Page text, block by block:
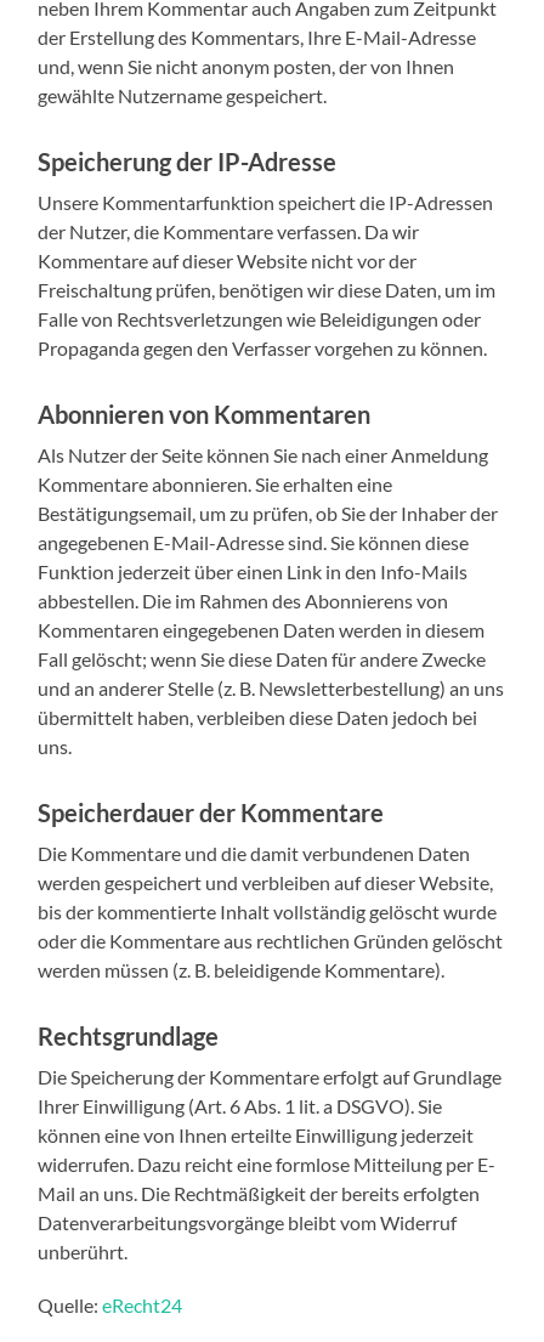
neben Ihrem Kommentar auch Angaben zum Zeitpunkt
der Erstellung des Kommentars, Ihre E-Mail-Adresse
und, wenn Sie nicht anonym posten, der von Ihnen
gewählte Nutzername gespeichert.
Speicherung der IP-Adresse
Unsere Kommentarfunktion speichert die IP-Adressen
der Nutzer, die Kommentare verfassen. Da wir
Kommentare auf dieser Website nicht vor der
Freischaltung prüfen, benötigen wir diese Daten, um im
Falle von Rechtsverletzungen wie Beleidigungen oder
Propaganda gegen den Verfasser vorgehen zu können.
Abonnieren von Kommentaren
Als Nutzer der Seite können Sie nach einer Anmeldung
Kommentare abonnieren. Sie erhalten eine
Bestätigungsemail, um zu prüfen, ob Sie der Inhaber der
angegebenen E-Mail-Adresse sind. Sie können diese
Funktion jederzeit über einen Link in den Info-Mails
abbestellen. Die im Rahmen des Abonnierens von
Kommentaren eingegebenen Daten werden in diesem
Fall gelöscht; wenn Sie diese Daten für andere Zwecke
und an anderer Stelle (z. B. Newsletterbestellung) an uns
übermittelt haben, verbleiben diese Daten jedoch bei
uns.
Speicherdauer der Kommentare
Die Kommentare und die damit verbundenen Daten
werden gespeichert und verbleiben auf dieser Website,
bis der kommentierte Inhalt vollständig gelöscht wurde
oder die Kommentare aus rechtlichen Gründen gelöscht
werden müssen (z. B. beleidigende Kommentare).
Rechtsgrundlage
Die Speicherung der Kommentare erfolgt auf Grundlage
Ihrer Einwilligung (Art. 6 Abs. 1 lit. a DSGVO). Sie
können eine von Ihnen erteilte Einwilligung jederzeit
widerrufen. Dazu reicht eine formlose Mitteilung per E-
Mail an uns. Die Rechtmäßigkeit der bereits erfolgten
Datenverarbeitungsvorgänge bleibt vom Widerruf
unberührt.
Quelle:eRecht24